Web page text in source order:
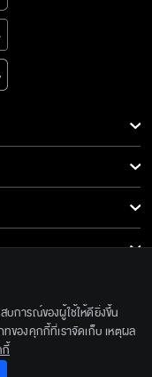
บการณ์ของผู้ใช้ให้ดียิ่งขึ้น
ของคุกกี้ที่เราจัดเก็บ เหตุผล
กี้